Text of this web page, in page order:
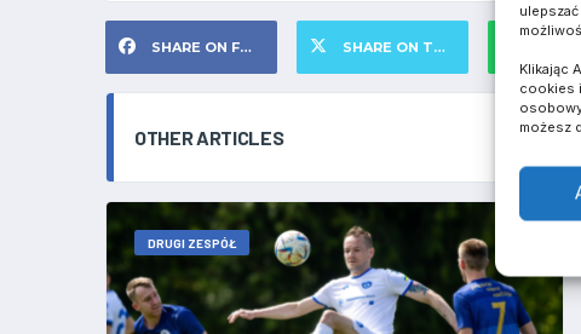
Klikając
cookies
możesz
SHARE ON FACEBOOK SHARE ON TWITTER
OTHER ARTICLES
DRUGI ZESPÓŁ